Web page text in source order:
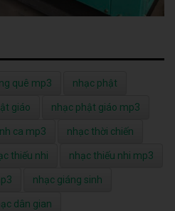
quê mp3 nhạc phật
giáo nhạc phật giáo mp3
ca mp3 nhạc thời chiến
thiếu nhi nhạc thiếu nhi mp3
nhạc giáng sinh
dân gian